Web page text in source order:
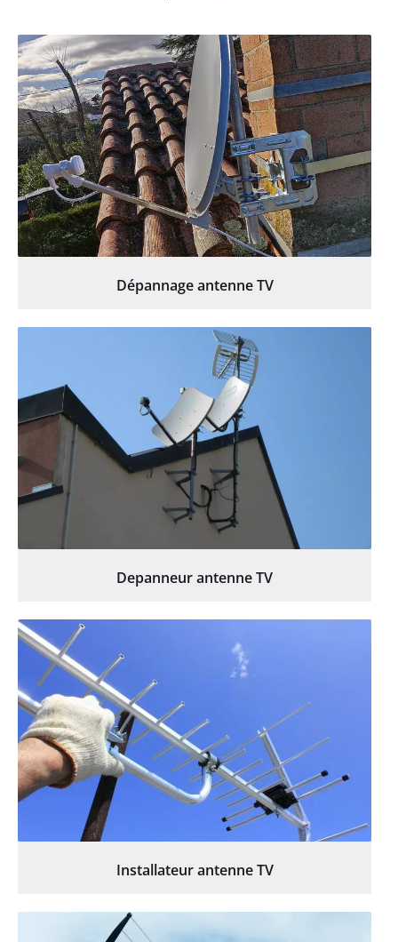
Dépannage antenne TV
Depanneur antenne TV
Installateur antenne TV